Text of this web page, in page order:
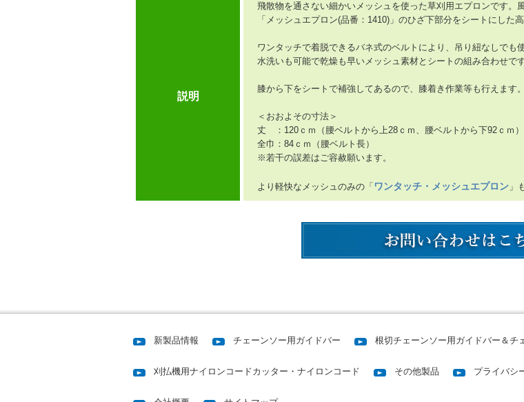
説明
飛散物を通さない細かいメッシュを使った草刈用エプロンです。
「メッシュエプロン(品番：1410)」のひざ下部分をシートにした高
ワンタッチで着脱できるバネ式のベルトにより、吊り紐なしでも
水洗いも可能で乾燥も早いメッシュ素材とシートの組み合わせです
膝から下をシートで補強してあるので、膝着き作業等も行えます。
＜おおよその寸法＞
丈 ：120ｃｍ（腰ベルトから上28ｃｍ、腰ベルトから下92ｃｍ）
全巾：84ｃｍ（腰ベルト長）
※若干の誤差はご容赦願います。
より軽快なメッシュのみの「 ワンタッチ・メッシュエプロン 」
新製品情報 チェーンソー用ガイドバー 根切チェーンソー用ガイドバー＆チ
刈払機用ナイロンコードカッター・ナイロンコード その他製品 プライバシ